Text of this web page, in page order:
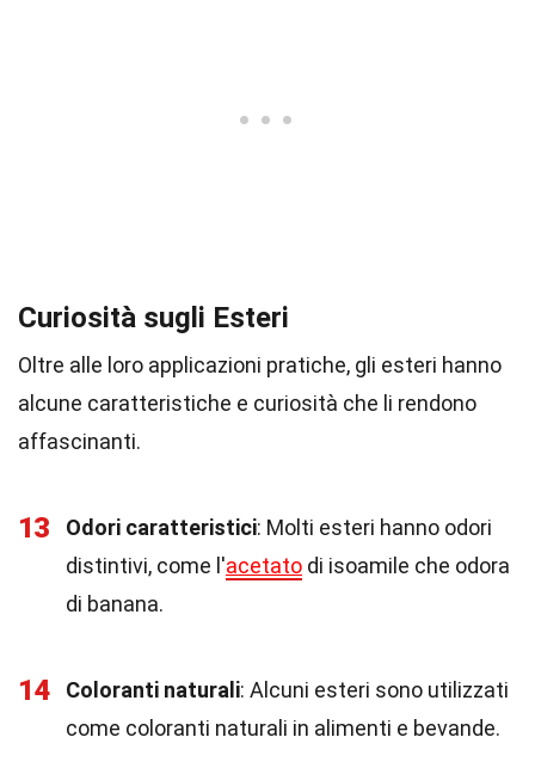
Curiosità sugli Esteri
Oltre alle loro applicazioni pratiche, gli esteri hanno
alcune caratteristiche e curiosità che li rendono
affascinanti.
13 Odori caratteristici: Molti esteri hanno odori
distintivi, come l'acetato di isoamile che odora
di banana.
14 Coloranti naturali: Alcuni esteri sono utilizzati
come coloranti naturali in alimenti e bevande.